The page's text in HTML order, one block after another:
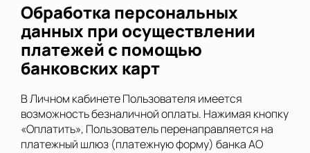
Обработка персональных
данных при осуществлении
платежей с помощью
банковских карт
В Личном кабинете Пользователя имеется
возможность безналичной оплаты. Нажимая кнопку
«Оплатить», Пользователь перенаправляется на
платежный шлюз (платежную форму) банка АО